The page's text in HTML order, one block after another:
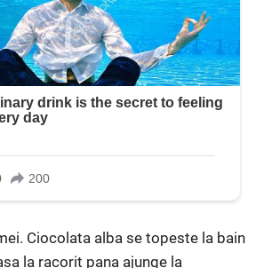
Ciocolata alba se topeste la bain
la racorit pana ajunge la